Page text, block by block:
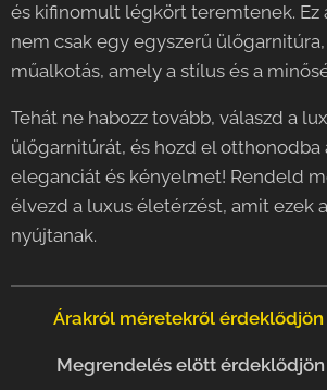
és kifinomult légkört teremtenek. Ez
nem csak egy egyszerű
műalkotás, amely a stílus és a
Tehát ne habozz tovább, válaszd a
ülőgarnitúrát, és hozd el otthonodba
eleganciát és kényelmet! Rendeld
élvezd a luxus életérzést, amit ezek
nyújtanak.
Árakról méretekről érdeklődjön
Megrendelés elött